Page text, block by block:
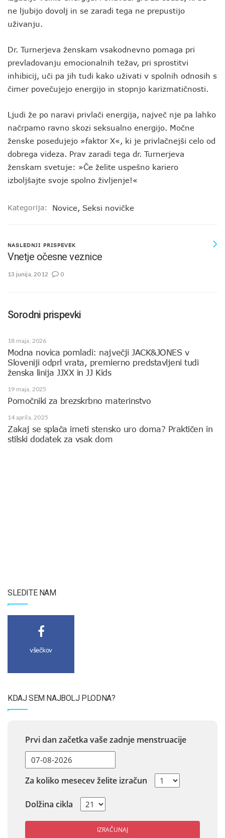
ne ljubijo dovolj in se zaradi tega ne prepustijo
uživanju.
Dr. Turnerjeva ženskam vsakodnevno pomaga pri
prevladovanju emocionalnih težav, pri sprostitvi
inhibicij, uči pa jih tudi kako uživati v spolnih odnosih s
čimer povečujejo energijo in stopnjo karizmatičnosti.
Ljudi že po naravi privlači energija, največ nje pa lahko
načrpamo ravno skozi seksualno energijo. Močne
ženske posedujejo »faktor X«, ki je privlačnejši celo od
dobrega videza. Prav zaradi tega dr. Turnerjeva
ženskam svetuje: »Če želite uspešno kariero
izboljšajte svoje spolno življenje!«
Kategorija: Novice, Seksi novičke
NASLEDNJI PRISPEVEK
Vnetje očesne veznice
13 junija, 2012 0
Sorodni prispevki
18 maja, 2026
Modna novica pomladi: največji JACK&JONES v
Sloveniji odprl vrata, premierno predstavljeni tudi
ženska linija JJXX in JJ Kids
19 maja, 2025
Pomočniki za brezskrbno materinstvo
14 aprila, 2025
Zakaj se splača imeti stensko uro doma? Praktičen in
stilski dodatek za vsak dom
SLEDITE NAM
všečkov
KDAJ SEM NAJBOLJ PLODNA?
Prvi dan začetka vaše zadnje menstruacije
Za koliko mesecev želite izračun
Dolžina cikla
IZRAČUNAJ